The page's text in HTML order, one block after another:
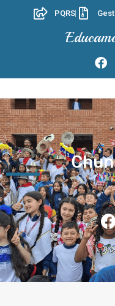
PQRS